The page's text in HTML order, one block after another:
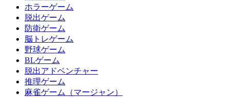
ホラーゲーム
脱出ゲーム
防衛ゲーム
脳トレゲーム
野球ゲーム
BLゲーム
脱出アドベンチャー
推理ゲーム
麻雀ゲーム（マージャン）